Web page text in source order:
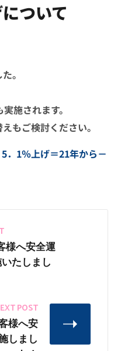
ついて
。
施されます。
もご検討ください。
．1％上げ＝21年から－
様へ安全運
たしまし
POST
様へ安
しまし